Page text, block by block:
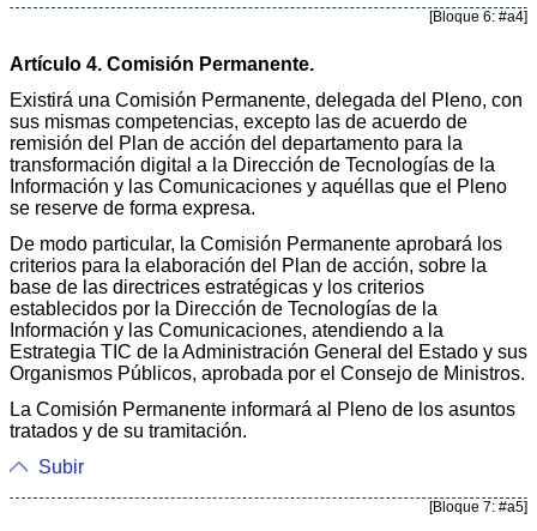
[Bloque 6: #a4]
Artículo 4. Comisión Permanente.
Existirá una Comisión Permanente, delegada del Pleno, con
sus mismas competencias, excepto las de acuerdo de
remisión del Plan de acción del departamento para la
transformación digital a la Dirección de Tecnologías de la
Información y las Comunicaciones y aquéllas que el Pleno
se reserve de forma expresa.
De modo particular, la Comisión Permanente aprobará los
criterios para la elaboración del Plan de acción, sobre la
base de las directrices estratégicas y los criterios
establecidos por la Dirección de Tecnologías de la
Información y las Comunicaciones, atendiendo a la
Estrategia TIC de la Administración General del Estado y sus
Organismos Públicos, aprobada por el Consejo de Ministros.
La Comisión Permanente informará al Pleno de los asuntos
tratados y de su tramitación.
Subir
[Bloque 7: #a5]